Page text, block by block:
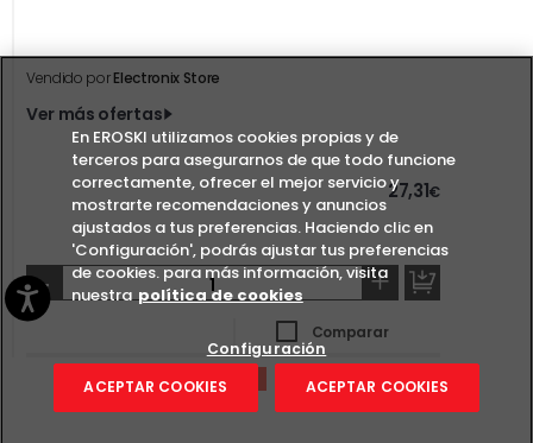
Vendido porElectronix Store
Ver más ofertas
27,31€
- +
Comparar
En EROSKI utilizamos cookies propias y de
terceros para asegurarnos de que todo funcione
correctamente, ofrecer el mejor servicio y
mostrarte recomendaciones y anuncios
ajustados a tus preferencias. Haciendo clic en
'Configuración', podrás ajustar tus preferencias
de cookies. para más información, visita
nuestra política de cookies
Configuración
ACEPTAR COOKIES
ACEPTAR COOKIES